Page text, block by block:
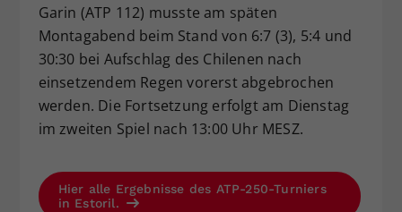
Garin (ATP 112) musste am späten
Montagabend beim Stand von 6:7 (3), 5:4 und
30:30 bei Aufschlag des Chilenen nach
einsetzendem Regen vorerst abgebrochen
werden. Die Fortsetzung erfolgt am Dienstag
im zweiten Spiel nach 13:00 Uhr MESZ.
Hier alle Ergebnisse des ATP-250-Turniers
in Estoril.